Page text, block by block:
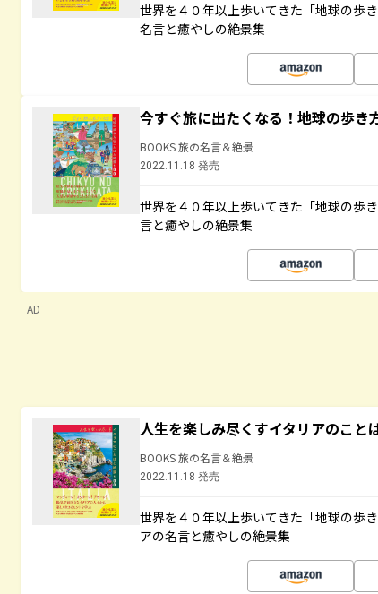
世界を４０年以上歩いてきた「地球の歩
名言と癒やしの絶景集
今すぐ旅に出たくなる！地球の歩き
BOOKS 旅の名言＆絶景
2022.11.18 発売
世界を４０年以上歩いてきた「地球の歩
言と癒やしの絶景集
AD
人生を楽しみ尽くすイタリアのこと
BOOKS 旅の名言＆絶景
2022.11.18 発売
世界を４０年以上歩いてきた「地球の歩
アの名言と癒やしの絶景集